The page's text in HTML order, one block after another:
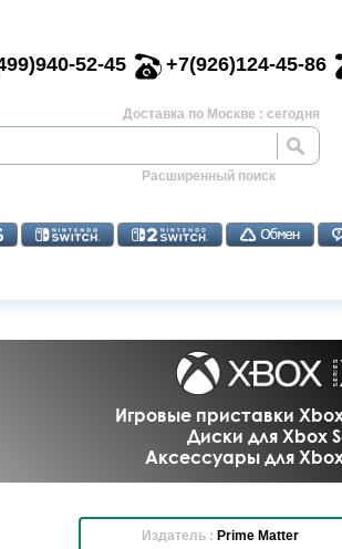
52-45 +7(926)124-45-86
Доставка по Москве : сегодня
Расширенный поиск
Игровые приставки
Диски для Xbox
Аксессуары для
Издатель : Prime Matter